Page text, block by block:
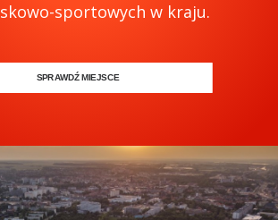
sportowych w kraju.
SPRAWDŹ MIEJSCE